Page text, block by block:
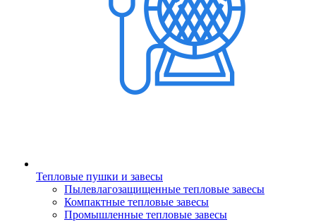
Тепловые пушки и завесы
Пылевлагозащищенные тепловые завесы
Компактные тепловые завесы
Промышленные тепловые завесы